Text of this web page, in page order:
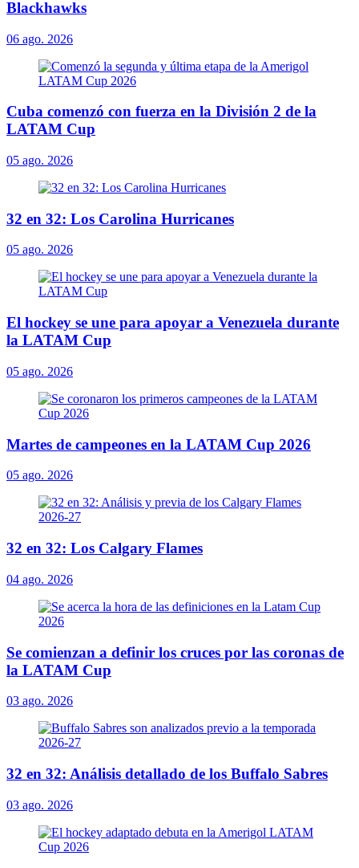
Blackhawks
06 ago. 2026
Cuba comenzó con fuerza en la División 2 de la
LATAM Cup
05 ago. 2026
32 en 32: Los Carolina Hurricanes
05 ago. 2026
El hockey se une para apoyar a Venezuela durante
la LATAM Cup
05 ago. 2026
Martes de campeones en la LATAM Cup 2026
05 ago. 2026
32 en 32: Los Calgary Flames
04 ago. 2026
Se comienzan a definir los cruces por las coronas de
la LATAM Cup
03 ago. 2026
32 en 32: Análisis detallado de los Buffalo Sabres
03 ago. 2026